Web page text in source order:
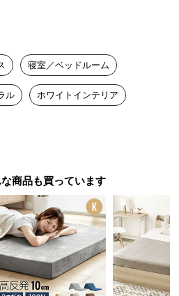
寝室／ベッドルーム
ル ホワイトインテリア
商品も買っています